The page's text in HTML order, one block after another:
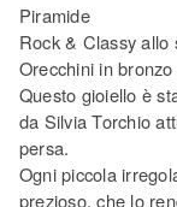
Piramide
Rock & Classy allo
Orecchini in
Questo gioiello è
da Silvia Torchio
persa.
Ogni piccola
prezioso, che lo